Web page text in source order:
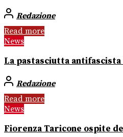
Redazione
Read more
News
La pastasciutta
Redazione
Read more
News
Fiorenza Taricone ospite